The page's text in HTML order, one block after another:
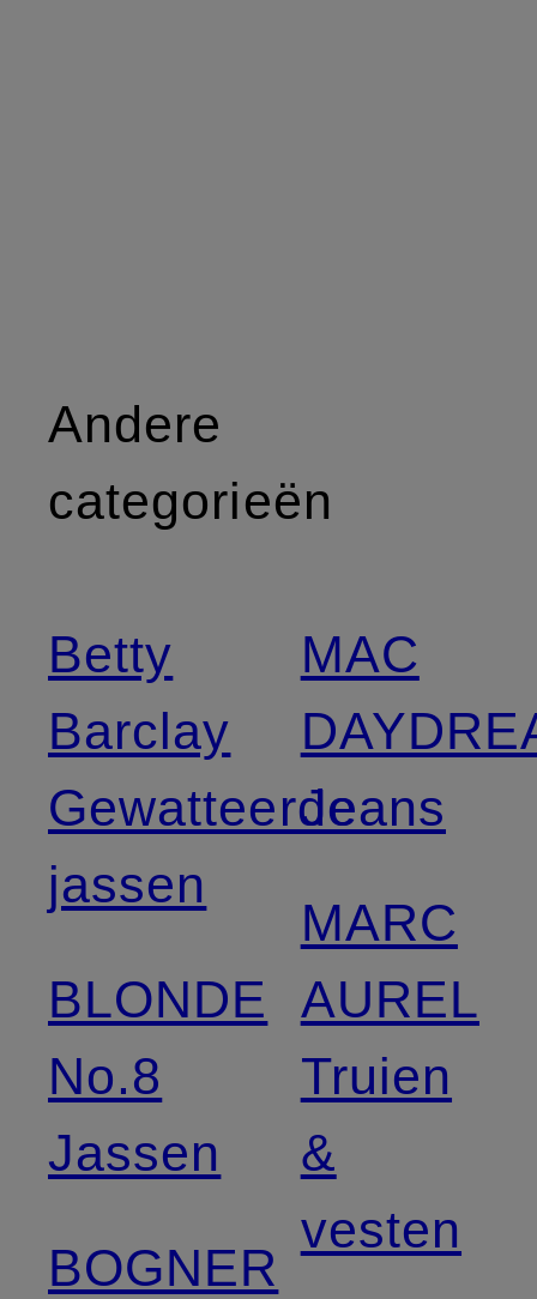
Andere
categorieën
Betty
Barclay
Gewatteerde
jassen
BLONDE
No.8
Jassen
BOGNER
MAC
Jeans
MARC
AUREL
Truien
&
vesten